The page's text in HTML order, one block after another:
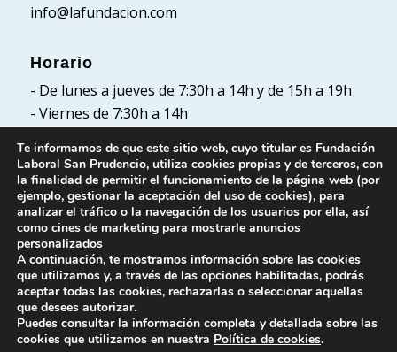
info@lafundacion.com
Horario
- De lunes a jueves de 7:30h a 14h y de 15h a 19h
- Viernes de 7:30h a 14h
Políticas
Política de Privacidad
Política de cookies
Aviso Legal
Te informamos de que este sitio web, cuyo titular es Fundación
Laboral San Prudencio, utiliza cookies propias y de terceros, con
la finalidad de permitir el funcionamiento de la página web (por
ejemplo, gestionar la aceptación del uso de cookies), para
analizar el tráfico o la navegación de los usuarios por ella, así
como cines de marketing para mostrarle anuncios
personalizados
A continuación, te mostramos información sobre las cookies
que utilizamos y, a través de las opciones habilitadas, podrás
aceptar todas las cookies, rechazarlas o seleccionar aquellas
que desees autorizar.
Puedes consultar la información completa y detallada sobre las
cookies que utilizamos en nuestra Política de cookies.